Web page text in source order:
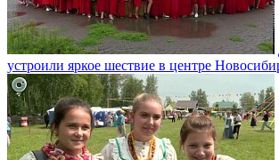
устроили яркое шествие в центре